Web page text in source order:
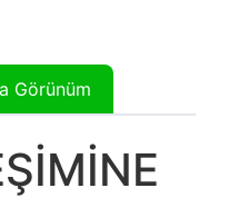
Görünüm